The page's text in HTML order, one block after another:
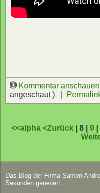
Kommentar
angeschaut ) |
<<alpha <Zurück | 8 | 9|
Das Blog der Firma Samen
Sekunden generiert